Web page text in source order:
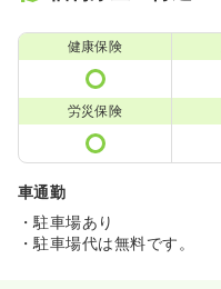
健康保険
労災保険
車通勤
・駐車場あり
・駐車場代は無料です。